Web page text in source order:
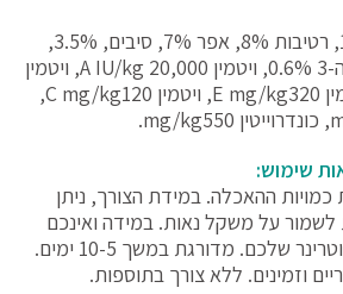
חלבון27%, שומן 12%, רטיבות 8%, אפר 7%, סיבים, 3.5%,
אומגה-6 3.6%, אומגה-3 0.6%, ויטמין A IU/kg 20,000, ויטמין
D3 IU/kg 1,200, ויטמין E mg/kg320, ויטמין C mg/kg120,
שימוש:
ההאכלה. במידת הצורך, ניתן
לשמור על משקל נאות. במידה ואינכם
בטוחים התייעצו עם הווטרינר שלכם. מדורגת במשך 10-5 ימים.
וזמינים. ללא צורך בתוספות.